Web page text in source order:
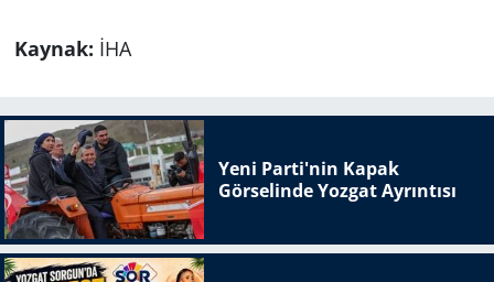
Kaynak: İHA
Yeni Parti'nin Kapak
Görselinde Yozgat Ayrıntısı